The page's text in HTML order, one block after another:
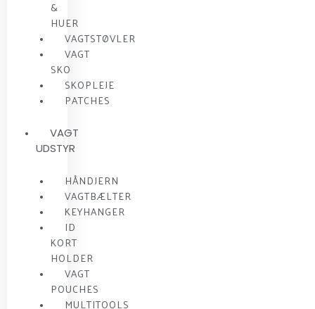
&
HUER
VAGTSTØVLER
VAGT
SKO
SKOPLEJE
PATCHES
VAGT
UDSTYR
HÅNDJERN
VAGTBÆLTER
KEYHANGER
ID
KORT
HOLDER
VAGT
POUCHES
MULTITOOLS